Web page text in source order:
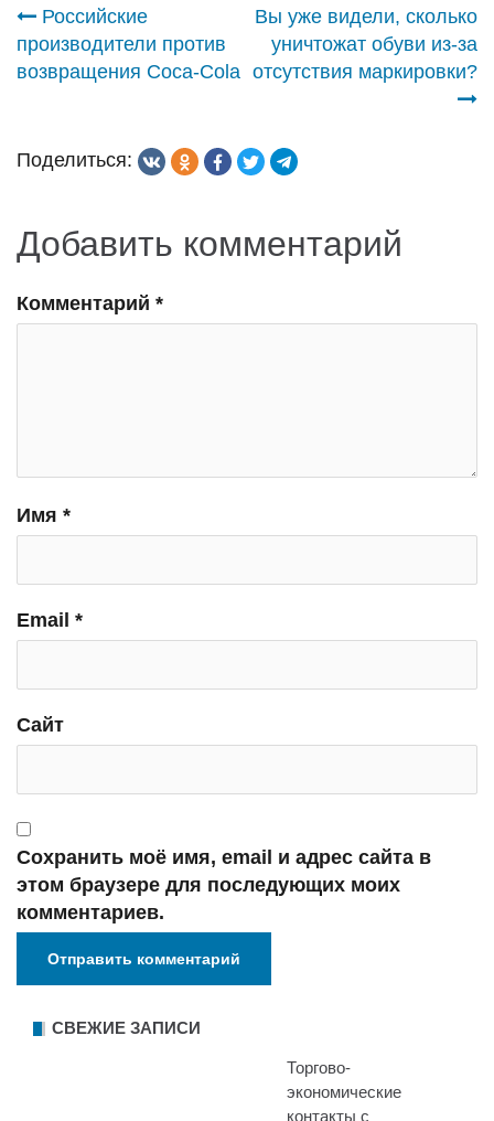
Навигация
по
Российские
производители против
возвращения Coca-Cola
Вы уже видели, сколько
уничтожат обуви из-за
отсутствия маркировки?
Поделиться:
Добавить комментарий
Комментарий *
Имя *
Email *
Сайт
Сохранить моё имя, email и адрес сайта в
этом браузере для последующих моих
комментариев.
СВЕЖИЕ ЗАПИСИ
Торгово-
экономические
контакты с